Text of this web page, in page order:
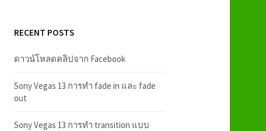
RECENT POSTS
ดาวน์โหลดคลิปจาก Facebook
Sony Vegas 13 การทำ fade in และ fade
out
Sony Vegas 13 การทำ transition แบบ